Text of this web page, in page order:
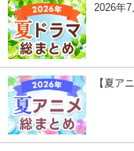
2026年
【夏ア